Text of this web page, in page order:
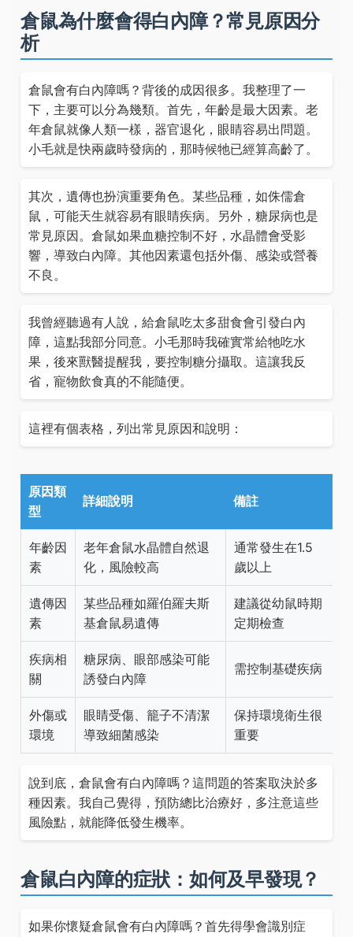
倉鼠為什麼會得白內障？常見原因分
析
倉鼠會有白內障嗎？背後的成因很多。我整理了一
下，主要可以分為幾類。首先，年齡是最大因素。老
年倉鼠就像人類一樣，器官退化，眼睛容易出問題。
小毛就是快兩歲時發病的，那時候牠已經算高齡了。
其次，遺傳也扮演重要角色。某些品種，如侏儒倉
鼠，可能天生就容易有眼睛疾病。另外，糖尿病也是
常見原因。倉鼠如果血糖控制不好，水晶體會受影
響，導致白內障。其他因素還包括外傷、感染或營養
不良。
我曾經聽過有人說，給倉鼠吃太多甜食會引發白內
障，這點我部分同意。小毛那時我確實常給牠吃水
果，後來獸醫提醒我，要控制糖分攝取。這讓我反
省，寵物飲食真的不能隨便。
這裡有個表格，列出常見原因和說明：
原因類
型
詳細說明 備註
年齡因
素
老年倉鼠水晶體自然退
化，風險較高
通常發生在1.5
歲以上
遺傳因
素
某些品種如羅伯羅夫斯
基倉鼠易遺傳
建議從幼鼠時期
定期檢查
疾病相
關
糖尿病、眼部感染可能
誘發白內障
需控制基礎疾病
外傷或
環境
眼睛受傷、籠子不清潔
導致細菌感染
保持環境衛生很
重要
說到底，倉鼠會有白內障嗎？這問題的答案取決於多
種因素。我自己覺得，預防總比治療好，多注意這些
風險點，就能降低發生機率。
倉鼠白內障的症狀：如何及早發現？
如果你懷疑倉鼠會有白內障嗎？首先得學會識別症